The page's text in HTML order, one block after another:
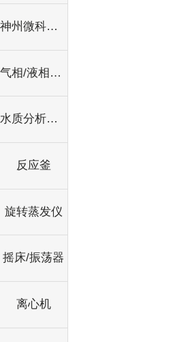
神州微科流体泵
气相/液相（及辅件）
水质分析仪器
反应釜
旋转蒸发仪
摇床/振荡器
离心机